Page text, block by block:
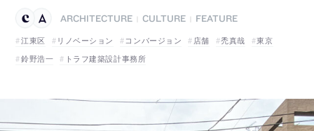
ARCHITECTURE CULTURE
FEATURE
江東区
リノベーション コンバージョン 店舗 禿真哉
東京
鈴野浩一
トラフ建築設計事務所